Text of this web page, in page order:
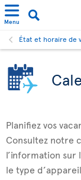
Menu
État et horaire de
Planifiez vos
Consultez notre
l’information sur
le type